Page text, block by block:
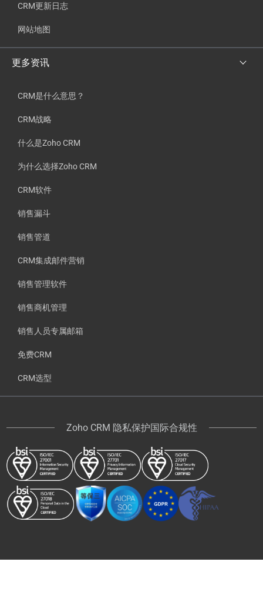
CRM更新日志
网站地图
更多资讯
CRM是什么意思？
CRM战略
什么是Zoho CRM
为什么选择Zoho CRM
CRM软件
销售漏斗
销售管道
CRM集成邮件营销
销售管理软件
销售商机管理
销售人员专属邮箱
免费CRM
CRM选型
Zoho CRM 隐私保护国际合规性